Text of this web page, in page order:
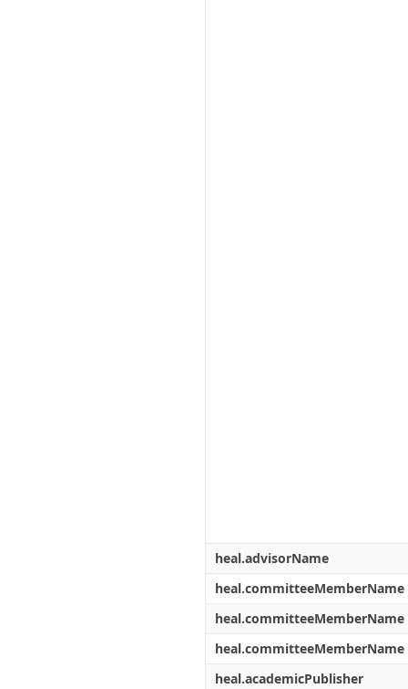
heal.advisorName
heal.committeeMemberName
heal.committeeMemberName
heal.committeeMemberName
heal.academicPublisher